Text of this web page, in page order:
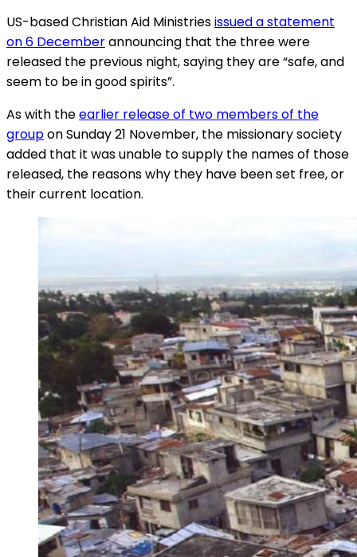
US-based Christian Aid Ministriesissued a statement
on 6 Decemberannouncing that the three were
released the previous night, saying they are “safe, and
seem to be in good spirits”.
As with theearlier release of two members of the
groupon Sunday 21 November, the missionary society
added that it was unable to supply the names of those
released, the reasons why they have been set free, or
their current location.